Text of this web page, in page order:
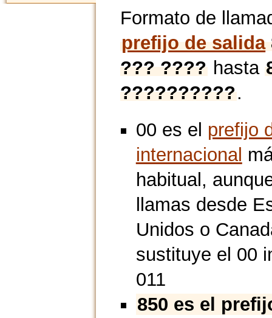
Formato de
prefijo de salida
??? ???? hasta
??????????.
00 es el prefijo
internacional
habitual,
llamas desde
Unidos o
sustituye el 00
011
850 es el